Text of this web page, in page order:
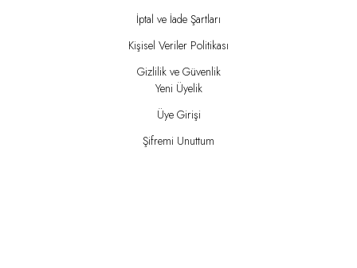
İptal ve İade Şartları
Kişisel Veriler Politikası
Gizlilik ve Güvenlik
Yeni Üyelik
Üye Girişi
Şifremi Unuttum